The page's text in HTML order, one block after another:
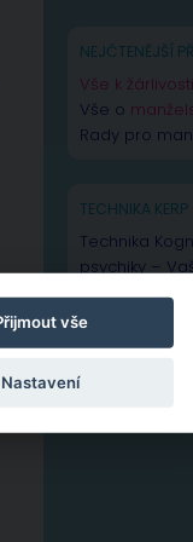
NEJČTENĚJŠÍ
Vše k žárlivosti
Vše o
Rady pro
TECHNIKA KERP
Technika
psychiky –
výkonnosti
Zjistit více o
vše
Nastavení